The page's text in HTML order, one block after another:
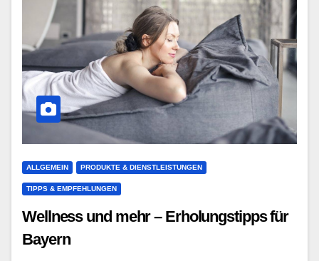
ALLGEMEIN PRODUKTE & DIENSTLEISTUNGEN
TIPPS & EMPFEHLUNGEN
Wellness und mehr – Erholungstipps für
Bayern